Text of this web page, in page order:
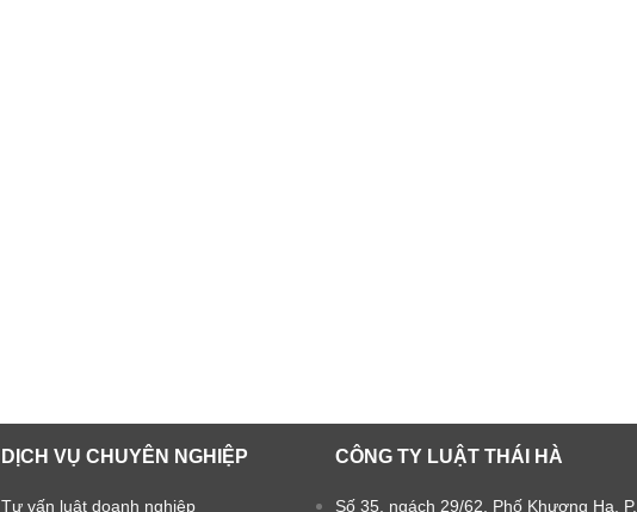
DỊCH VỤ CHUYÊN NGHIỆP
Tư vấn luật doanh nghiệp
CÔNG TY LUẬT THÁI HÀ
Số 35, ngách 29/62, Phố Khương Hạ, P.